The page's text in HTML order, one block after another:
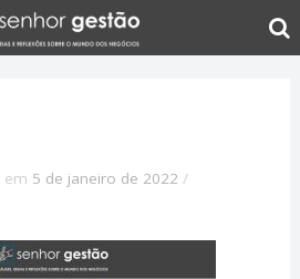
em 5 de janeiro de 2022 /